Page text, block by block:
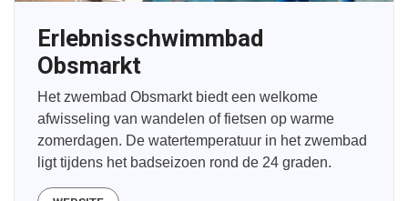
Erlebnisschwimmbad
Obsmarkt
Het zwembad Obsmarkt biedt een welkome
afwisseling van wandelen of fietsen op warme
zomerdagen. De watertemperatuur in het zwembad
ligt tijdens het badseizoen rond de 24 graden.